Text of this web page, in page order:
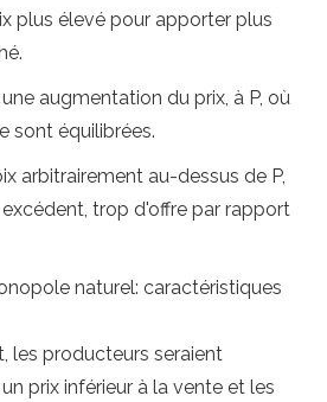
plus élevé pour apporter plus
augmentation du prix, à P, où
sont équilibrées.
arbitrairement au-dessus de P,
trop d'offre par rapport
naturel: caractéristiques
les producteurs seraient
prix inférieur à la vente et les